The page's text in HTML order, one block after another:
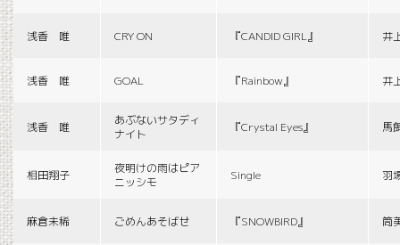
浅香 唯 CRY ON 『CANDID GIRL』 井
浅香 唯 GOAL 『Rainbow』 井
浅香 唯
あぶないサタディ
ナイト
『Crystal Eyes』 馬
相田翔子
夜明けの雨はピア
ニッシモ
Single 羽
麻倉未稀 ごめんあそばせ 『SNOWBIRD』 筒